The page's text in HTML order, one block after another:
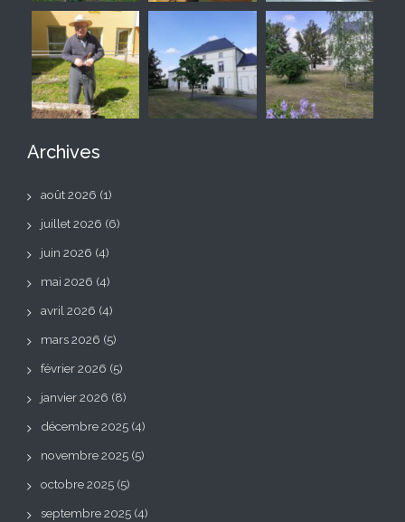
Archives
août 2026 (1)
juillet 2026 (6)
juin 2026 (4)
mai 2026 (4)
avril 2026 (4)
mars 2026 (5)
février 2026 (5)
janvier 2026 (8)
décembre 2025 (4)
novembre 2025 (5)
octobre 2025 (5)
septembre 2025 (4)